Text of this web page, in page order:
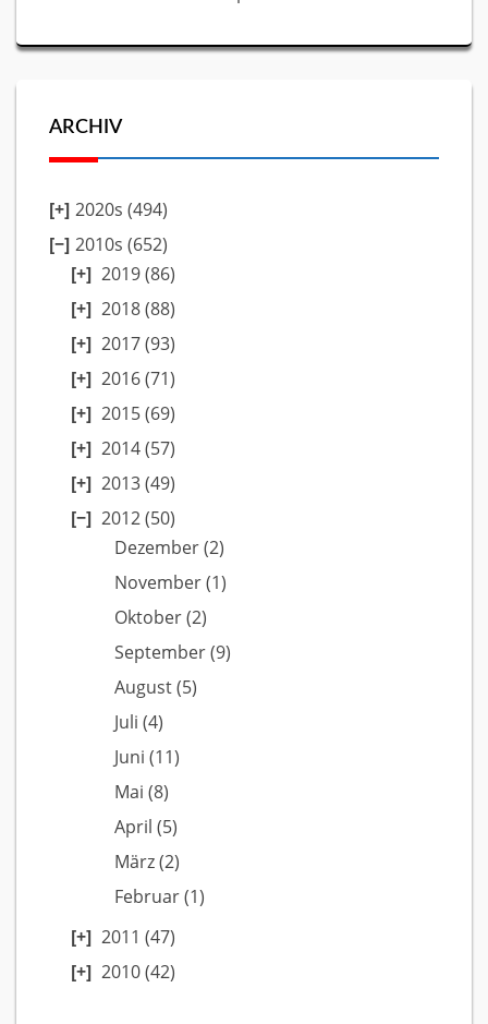
ARCHIV
2020s (494)
2010s (652)
2019(86)
2018(88)
2017(93)
2016(71)
2015(69)
2014(57)
2013(49)
2012(50)
Dezember(2)
November(1)
Oktober(2)
September(9)
August(5)
Juli (4)
Juni (11)
Mai (8)
April (5)
März(2)
Februar(1)
2011 (47)
2010(42)